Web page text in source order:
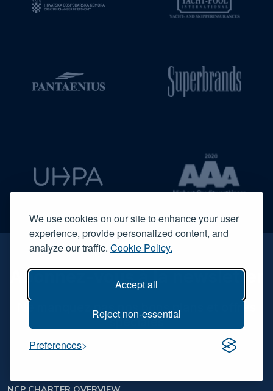
We use cookies on our site to enhance your user
experience, provide personalized content, and
analyze our traffic. Cookie Policy.
Accept all
Reject non-essential
Preferences
Abonnez-vous à la newsletter
Ne manquez pas nos bons plans et offres
spéciales